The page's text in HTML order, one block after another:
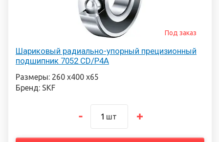
Шариковый радиально-упорный прецизионный
подшипник 7052 CD/P4A
Под заказ
Размеры: 260 х400 х65
Бренд: SKF
шт